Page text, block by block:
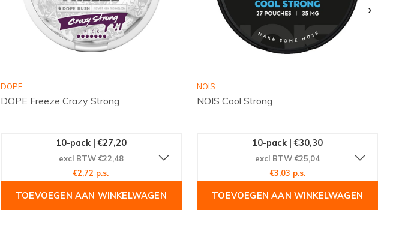
DOPE
DOPE Freeze Crazy Strong
10-pack | €27,20
excl BTW €22,48
€2,72 p.s.
TOEVOEGEN AAN WINKELWAGEN
NOIS
NOIS Cool Strong
10-pack | €30,30
excl BTW €25,04
€3,03 p.s.
TOEVOEGEN AAN WINKELWAGEN